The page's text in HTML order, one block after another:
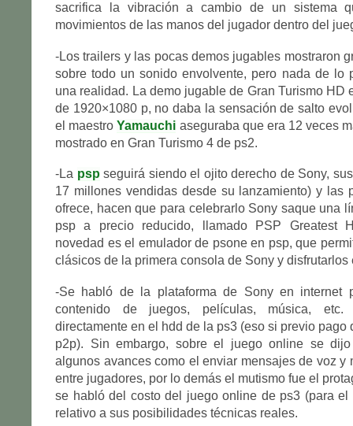
sacrifica la vibración a cambio de un sistema
movimientos de las manos del jugador dentro del
-Los trailers y las pocas demos jugables mostraron
sobre todo un sonido envolvente, pero nada de lo
una realidad. La demo jugable de Gran Turismo HD
de 1920×1080 p, no daba la sensación de salto
el maestroYamauchi aseguraba que era 12 veces
mostrado en Gran Turismo 4 de ps2.
-La psp seguirá siendo el ojito derecho de Sony,
17 millones vendidas desde su lanzamiento) y las
ofrece, hacen que para celebrarlo Sony saque una
psp a precio reducido, llamado PSP Greatest
novedad es el emulador de psone en psp, que
clásicos de la primera consola de Sony y disfrutarlos
-Se habló de la plataforma de Sony en internet
contenido de juegos, películas, música, etc.
directamente en el hdd de la ps3 (eso si previo pago
p2p). Sin embargo, sobre el juego online se
algunos avances como el enviar mensajes de voz y
entre jugadores, por lo demás el mutismo fue el
se habló del costo del juego online de ps3 (para el
relativo a sus posibilidades técnicas reales.